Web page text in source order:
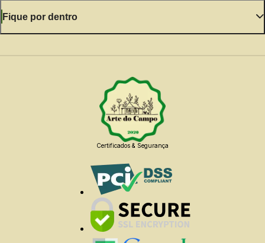
Fique por dentro
Certificados & Segurança